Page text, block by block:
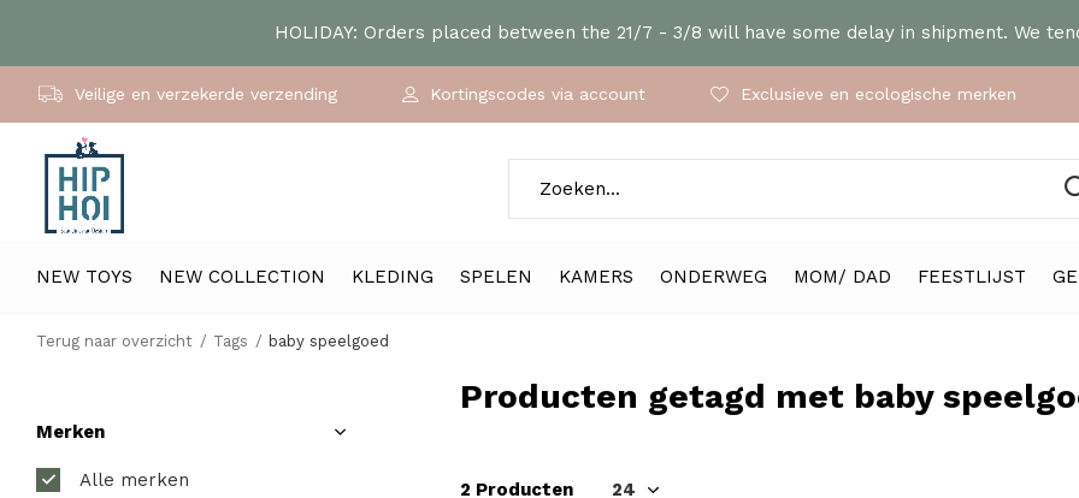
NEW TOYS NEW COLLECTION KLEDING SPELEN KAMERS ONDERWEG MOM/ DAD FEESTLIJST
Veilige en verzekerde verzending Kortingscodes via account Exclusieve en ecologische merken
HOLIDAY: Orders placed between the 21/7 - 3/8 will have some delay in shipment. We
Terug naar overzicht Tags baby speelgoed
Producten getagd met baby
2 Producten
Merken
Alle merken